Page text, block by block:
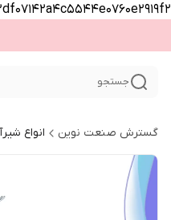
جستجو
گسترش صنعت نوین انواع